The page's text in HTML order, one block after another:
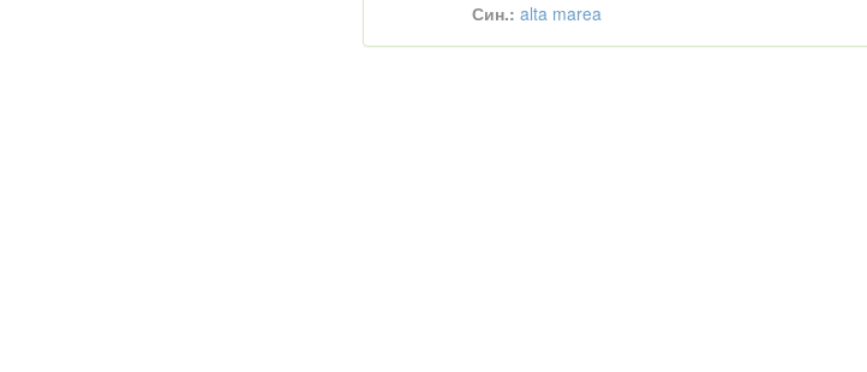
Син.: alta marea